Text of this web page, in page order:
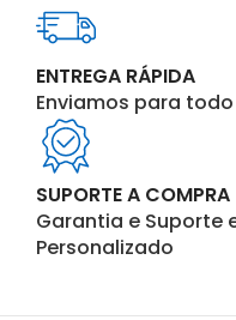
ENTREGA RÁPIDA
Enviamos para
SUPORTE A COMPRA
Garantia e Suporte
Personalizado